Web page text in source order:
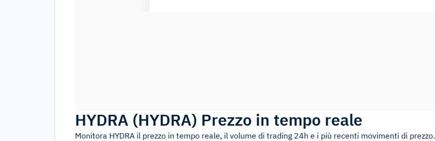
HYDRA (HYDRA) Prezzo in tempo reale
Monitora HYDRA il prezzo in tempo reale, il volume di trading 24h e i più recenti movimenti di prezzo.